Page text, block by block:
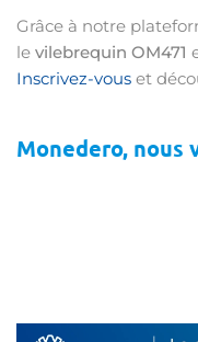
Grâce à notre
le vilebrequin OM471
Inscrivez-vous et
Monedero, nous